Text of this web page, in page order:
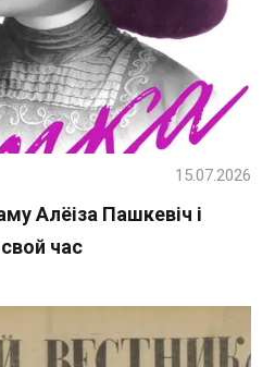
Алёіза Пашкевіч і
час
15.07.2026